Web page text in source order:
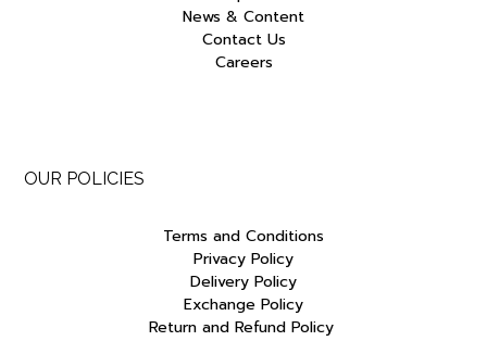
News & Content
Contact Us
Careers
OUR POLICIES
Terms and Conditions
Privacy Policy
Delivery Policy
Exchange Policy
Return and Refund Policy